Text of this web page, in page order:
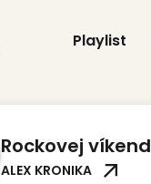
Playlist
Rockovej víkend
ALEX KRONIKA